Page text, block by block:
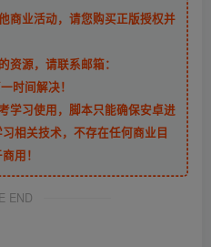
商业活动，请您购买正版授权并
资源，请联系邮箱：
时间解决！
学习使用，脚本只能确保安卓进
相关技术，不存在任何商业目
用！
END